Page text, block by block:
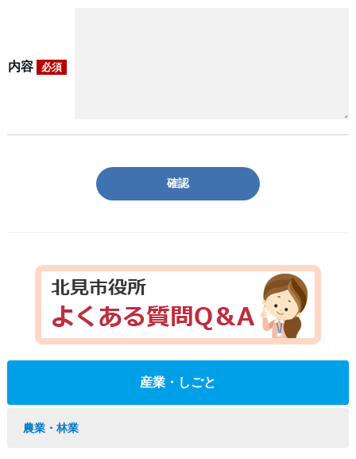
内容 必須
確認
産業・しごと
農業・林業